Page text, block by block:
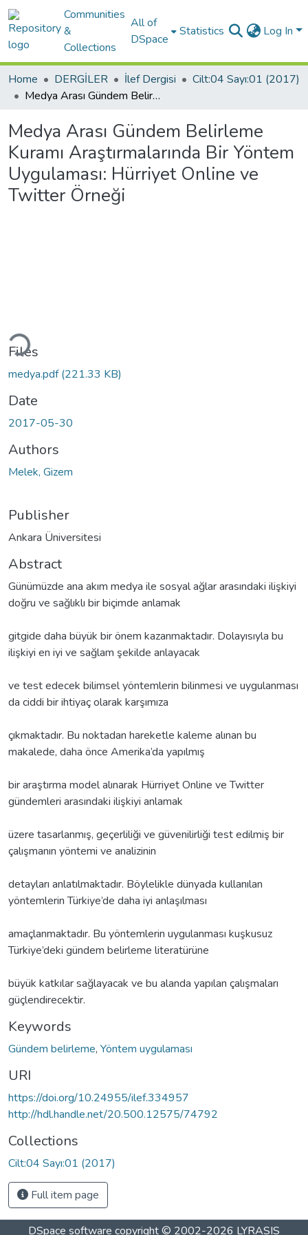
Communities
&
Collections
All of
DSpace
Statistics Log In
Home DERGİLER İlef Dergisi
Cilt:04 Sayı:01 (2017)
Medya Arası Gündem Belirleme Kuramı Araştırmalarında Bir Yöntem Uygulaması: Hürriyet Online ve Twitter Örneği
Medya Arası Gündem Belirleme
Kuramı Araştırmalarında Bir Yöntem
Uygulaması: Hürriyet Online ve
Twitter Örneği
Files
medya.pdf(221.33 KB)
Date
2017-05-30
Authors
Melek, Gizem
Publisher
Ankara Üniversitesi
Abstract
Günümüzde ana akım medya ile sosyal ağlar arasındaki ilişkiyi
doğru ve sağlıklı bir biçimde anlamak
gitgide daha büyük bir önem kazanmaktadır. Dolayısıyla bu
ilişkiyi en iyi ve sağlam şekilde anlayacak
ve test edecek bilimsel yöntemlerin bilinmesi ve uygulanması
da ciddi bir ihtiyaç olarak karşımıza
çıkmaktadır. Bu noktadan hareketle kaleme alınan bu
makalede, daha önce Amerika’da yapılmış
bir araştırma model alınarak Hürriyet Online ve Twitter
gündemleri arasındaki ilişkiyi anlamak
üzere tasarlanmış, geçerliliği ve güvenilirliği test edilmiş bir
çalışmanın yöntemi ve analizinin
detayları anlatılmaktadır. Böylelikle dünyada kullanılan
yöntemlerin Türkiye’de daha iyi anlaşılması
amaçlanmaktadır. Bu yöntemlerin uygulanması kuşkusuz
Türkiye’deki gündem belirleme literatürüne
büyük katkılar sağlayacak ve bu alanda yapılan çalışmaları
güçlendirecektir.
Keywords
Gündem belirleme, Yöntem uygulaması
URI
https://doi.org/10.24955/ilef.334957
http://hdl.handle.net/20.500.12575/74792
Collections
Cilt:04 Sayı:01 (2017)
Full item page
DSpace software copyright © 2002-2026 LYRASIS